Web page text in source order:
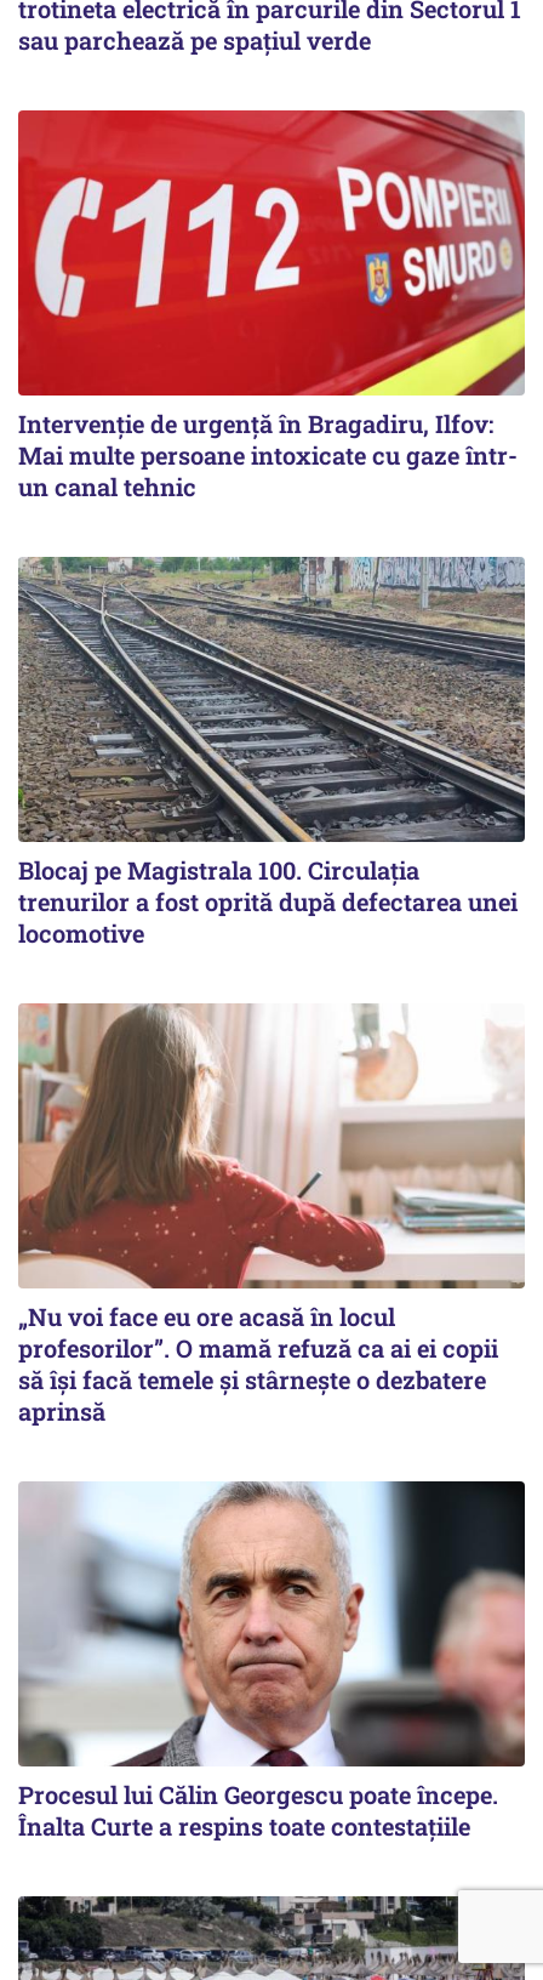
trotineta electrică în parcurile din Sectorul 1
sau parchează pe spațiul verde
Intervenție de urgență în Bragadiru, Ilfov:
Mai multe persoane intoxicate cu gaze într-
un canal tehnic
Blocaj pe Magistrala 100. Circulația
trenurilor a fost oprită după defectarea unei
locomotive
„Nu voi face eu ore acasă în locul
profesorilor”. O mamă refuză ca ai ei copii
să își facă temele și stârnește o dezbatere
aprinsă
Procesul lui Călin Georgescu poate începe.
Înalta Curte a respins toate contestațiile